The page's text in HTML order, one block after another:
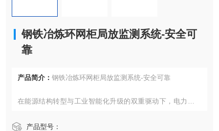
钢铁冶炼环网柜局放监测系统-安全可
靠
产品简介： 钢铁冶炼环网柜局放监测系统-安全可靠
在能源结构转型与工业智能化升级的双重驱动下，电力设备
一套创新型电力设备智能监测体系，该体系通过多维度数据
产品型号：